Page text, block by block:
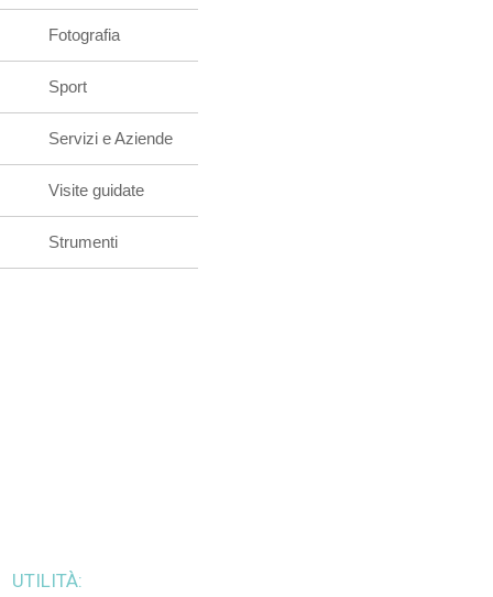
Fotografia
Sport
Servizi e Aziende
Visite guidate
Strumenti
UTILITÀ: